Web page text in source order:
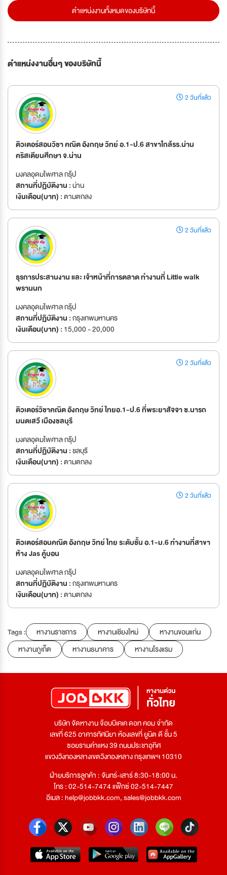
ตำแหน่งงานทั้งหมดของบริษัทนี้
ตำแหน่งงานอื่นๆ ของบริษัทนี้
2 วันที่แล้ว
ติวเตอร์สอนวิชา คณิต อังกฤษ วิทย์ อ.1-ป.6 สาขาใกล้รร.น่าน
คริสเตียนศึกษา จ.น่าน
มงคลอุดมไพศาล กรุ๊ป
สถานที่ปฏิบัติงาน :น่าน
เงินเดือน(บาท) :ตามตกลง
2 วันที่แล้ว
ธุรการประสานงาน และ เจ้าหน้าที่การตลาด ทำงานที่ Little walk
พรานนก
มงคลอุดมไพศาล กรุ๊ป
สถานที่ปฏิบัติงาน :กรุงเทพมหานคร
เงินเดือน(บาท) : 15,000 - 20,000
2 วันที่แล้ว
ติวเตอร์วิชาคณิต อังกฤษ วิทย์ ไทยอ.1-ป.6 ที่พระยาสัจจา ซ.นารถ
มนตเสวี เมืองชลบุรี
มงคลอุดมไพศาล กรุ๊ป
สถานที่ปฏิบัติงาน :ชลบุรี
เงินเดือน(บาท) :ตามตกลง
2 วันที่แล้ว
ติวเตอร์สอนคณิต อังกฤษ วิทย์ ไทย ระดับชั้น อ.1-ม.6 ทำงานที่สาขา
ห้าง Jas คู้บอน
มงคลอุดมไพศาล กรุ๊ป
สถานที่ปฏิบัติงาน :กรุงเทพมหานคร
เงินเดือน(บาท) :ตามตกลง
Tags : หางานราชการ หางานเชียงใหม่
หางานขอนแก่น
หางานภูเก็ต
หางานธนาคาร หางานโรงแรม
บริษัท จัดหางาน จ๊อบบีเคเค ดอท คอม จำกัด
เลขที่ 625 อาคารทัศนียา ห้องเลขที่ ยูนิต ดี ชั้น 5
ซอยรามคำแหง 39 ถนนประชาอุทิศ
แขวงวังทองหลางเขตวังทองหลาง กรุงเทพฯ 10310
ฝ่ายบริการลูกค้า : จันทร์-เสาร์ 8:30-18:00 น.
โทร : 02-514-7474 แฟ็กซ์ 02-514-7447
อีเมล :help@jobbkk.com,sales@jobbkk.com